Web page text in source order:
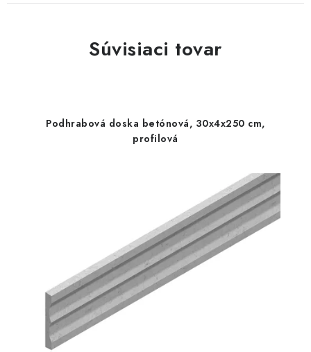
Súvisiaci tovar
Podhrabová doska betónová, 30x4x250 cm,
profilová